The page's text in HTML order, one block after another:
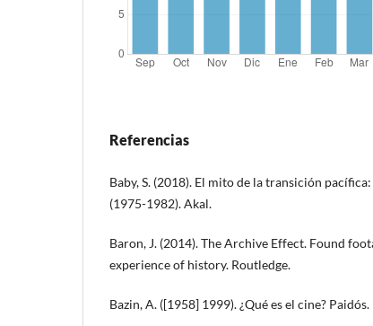
Referencias
Baby, S. (2018). El mito de la transición
(1975-1982). Akal.
Baron, J. (2014). The Archive Effect. Found
experience of history. Routledge.
Bazin, A. ([1958] 1999). ¿Qué es el cine? Paidós.